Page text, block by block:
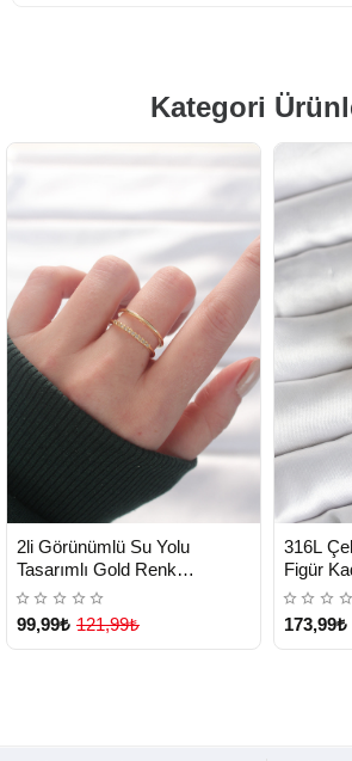
Kategori
TESLİMAT
2li Görünümlü Su Yolu
Tasarımlı Gold Renk
Ayarlanabilir Yüzük - Lisinya
99,99₺ 121,99₺
316L
Figür
173,99₺